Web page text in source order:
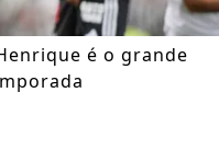
é o grande